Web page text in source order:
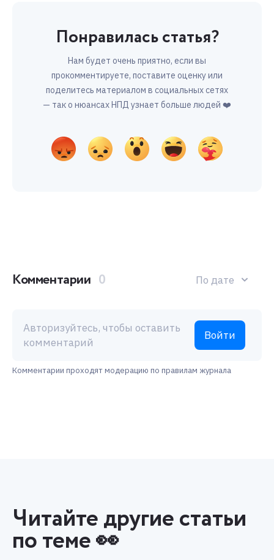
Понравилась статья?
Нам будет очень приятно, если вы
прокомментируете, поставите оценку или
поделитесь материалом в социальных сетях
— так о нюансах НПД узнает больше людей ❤️
Комментарии 0 По дате
Авторизуйтесь, чтобы оставить
комментарий
Войти
Комментарии проходят модерацию по правилам журнала
Читайте другие статьи
по теме 👀